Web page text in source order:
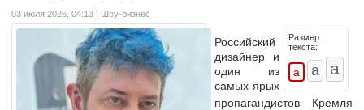
03 июля 2026, 04:13 Шоу-бизнес
Размер
текста:
Российский
дизайнер и
один из
самых ярых
пропагандистов Кремля